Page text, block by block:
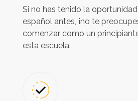
Si no has tenido la
español antes, ¡no te
comenzar como un
esta escuela.